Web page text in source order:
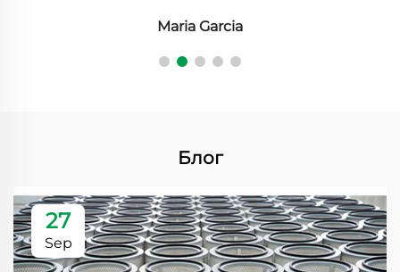
Maria Garcia
Блог
27
Sep